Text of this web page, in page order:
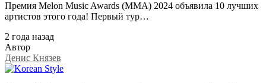
Премия Melon Music Awards (MMA) 2024 объявила 10 лучших
артистов этого года! Первый тур…
2 года назад
Автор
Денис Князев